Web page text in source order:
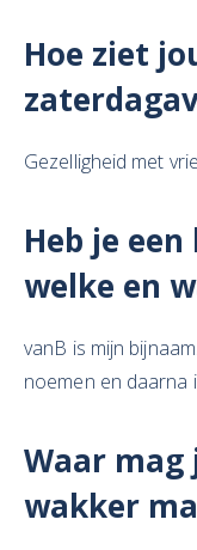
Hoe ziet
Gezelligheid met
Heb je
welke en
vanB is mijn
noemen en daarna
Waar mag
wakker